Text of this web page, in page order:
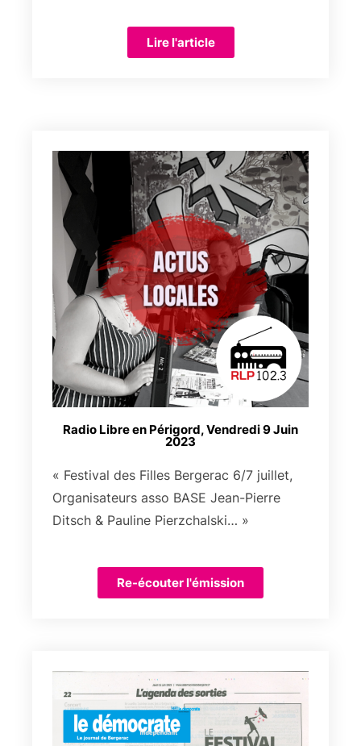
Lire l'article
Radio Libre en Périgord, Vendredi 9 Juin
2023
« Festival des Filles Bergerac 6/7 juillet,
Organisateurs asso BASE Jean-Pierre
Ditsch & Pauline Pierzchalski… »
Re-écouter l'émission